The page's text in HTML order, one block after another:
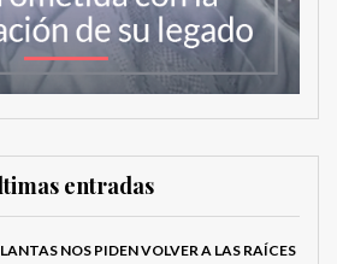
entradas
NOS PIDEN VOLVER A LAS RAÍCES